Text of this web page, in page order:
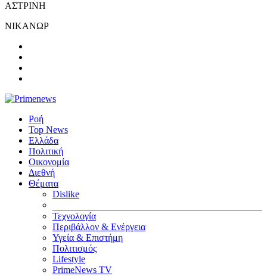
ΑΣΤΡΙΝΗ
ΝΙΚΑΝΩΡ
Ροή
Top News
Ελλάδα
Πολιτική
Οικονομία
Διεθνή
Θέματα
Dislike
Τεχνολογία
Περιβάλλον & Ενέργεια
Υγεία & Επιστήμη
Πολιτισμός
Lifestyle
PrimeNews TV